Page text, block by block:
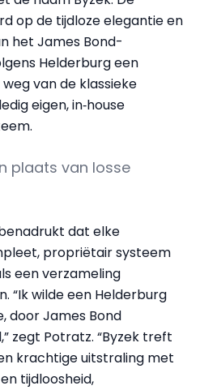
op de tijdloze elegantie en
het James Bond-
Helderburg een
van de klassieke
eigen, in‑house
plaats van losse
dat elke
propriëtair systeem
een verzameling
“Ik wilde een Helderburg
door James Bond
zegt Potratz. “Byzek treft
krachtige uitstraling met
tijdloosheid,